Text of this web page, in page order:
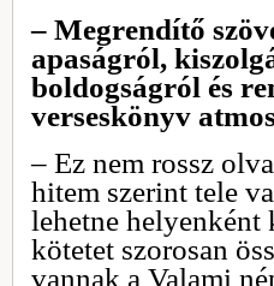
– Megrendítő
apaságról,
boldogságról és
verseskönyv
– Ez nem rossz
hitem szerint tele
lehetne helyenként
kötetet szorosan
vannak a Valami